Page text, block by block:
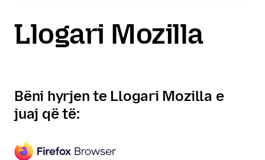
Llogari Mozilla
Bëni hyrjen te Llogari Mozilla e
juaj që të: